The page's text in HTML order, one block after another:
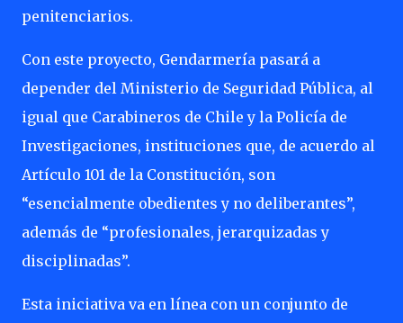
penitenciarios.
Con este proyecto, Gendarmería pasará a
depender del Ministerio de Seguridad Pública, al
igual que Carabineros de Chile y la Policía de
Investigaciones, instituciones que, de acuerdo al
Artículo 101 de la Constitución, son
“esencialmente obedientes y no deliberantes”,
además de “profesionales, jerarquizadas y
disciplinadas”.
Esta iniciativa va en línea con un conjunto de